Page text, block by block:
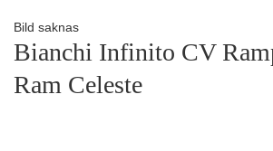
Bild saknas
Bianchi Infinito CV
Ram Celeste